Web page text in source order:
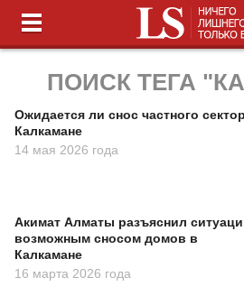
ПОИСК ТЕГА
Ожидается ли снос частного
Калкамане
14 мая 2026 года
Акимат Алматы разъяснил
возможным сносом домов в
Калкамане
16 марта 2026 года